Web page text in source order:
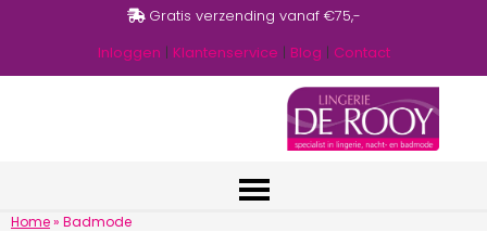
Gratis verzending vanaf €75,-
Inloggen | Klantenservice | Blog | Contact
Home» Badmode